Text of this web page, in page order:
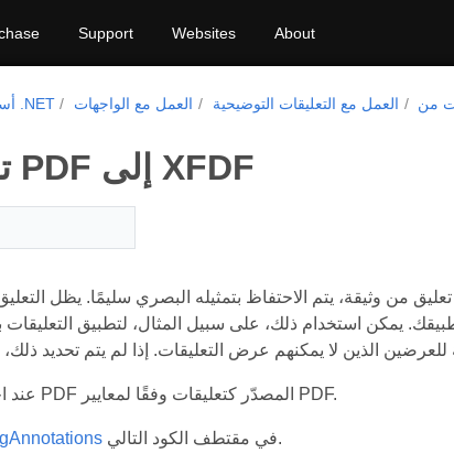
Support Websites About
أسبوز.بي دي إف لـ .NET العمل مع الواجهات العمل مع التعليقات التوضيحية
تسطيح التعليقات من PDF إلى XFDF
من وثيقة، يتم الاحتفاظ بتمثيله البصري سليمًا. يظل
يمكن استخدام ذلك، على سبيل المثال، لتطبيق التعليقات
عند اختيار هذا الخيار، ستُدرج تعليقاتك في ملف PDF المصدّر كتعليقات وفقًا لمعايير PDF.
في مقتطف الكود التالي.